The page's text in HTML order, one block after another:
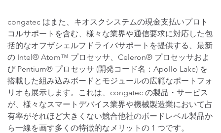
congatec はまた、キオスクシステムの現金支払いプロト
コルサポートを含む、様々な業界や通信要求に対応した包
括的なオフザシェルフドライバサポートを提供する、最新
の Intel® Atom™ プロセッサ、Celeron® プロセッサおよ
び Pentium® プロセッサ (開発コード名：Apollo Lake) を
搭載した組み込みボードとモジュールの広範なポートフォ
リオも展示します。これは、congatec の製品・サービス
が、様々なスマートデバイス業界や機械製造業において占
有率がそれほど大きくない競合他社のボードレベル製品か
ら一線を画す多くの特徴的なメリットの 1 つです。